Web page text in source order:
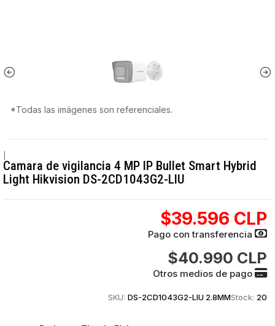
*Todas las imágenes son referenciales.
Camara de vigilancia 4 MP IP Bullet Smart Hybrid
Light Hikvision DS-2CD1043G2-LIU
$39.596 CLP
Pago con transferencia
$40.990 CLP
Otros medios de pago
SKU: DS-2CD1043G2-LIU 2.8MMStock: 20